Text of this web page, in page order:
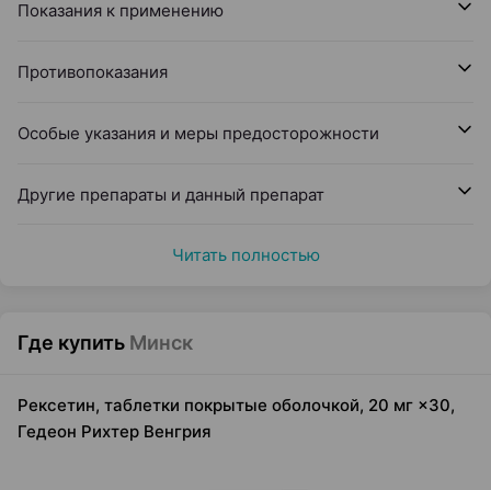
Показания к применению
Противопоказания
Особые указания и меры предосторожности
Другие препараты и данный препарат
Читать полностью
Где купить Минск
Рексетин, таблетки покрытые оболочкой, 20 мг ×30,
Гедеон Рихтер Венгрия